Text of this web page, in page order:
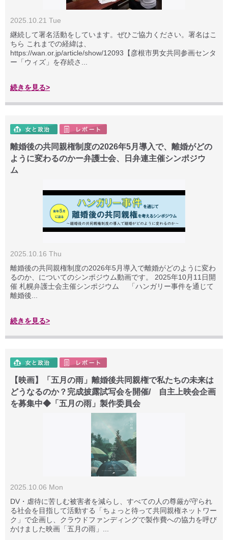
2025.10.21 Tue
継続して署名活動をしています。ぜひご協力ください。署名はこ
ちら これまでの経緯は、
https://wan.or.jp/article/show/12093【彦根市男女共同参画センタ
ー「ウィズ」を存続さ...
続きを見る>
離婚後の共同親権制度の2026年5月導入で、離婚がどの
ように変わるのかー弁護士会、日弁連主催シンポジウ
ム
2025.10.16 Thu
離婚後の共同親権制度の2026年5月導入で離婚がどのように変わ
るのか、についてのシンポジウム動画です。 2025年10月11日開
催 札幌弁護士会主催シンポジウム 「ハンガリー事件を通じて
離婚後...
続きを見る>
【映画】「五月の雨」離婚後共同親権で私たちの未来は
どうなるのか？完成披露試写会を開催/ 自主上映会企画
を募集中◆「五月の雨」製作委員会
2025.10.06 Mon
DV・虐待に苦しむ被害者を減らし、すべての人の尊厳が守られ
る社会を目指して活動する「ちょっと待って共同親権ネットワー
ク」で企画し、クラウドファンディングで製作費への協力を呼び
かけました映画「五月の雨」...